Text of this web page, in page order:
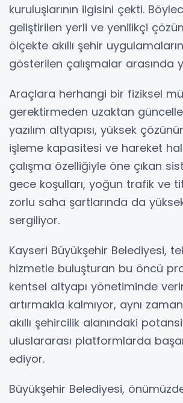
kuruluşlarının ilgisini çekti.
geliştirilen yerli ve yenilikçi
ölçekte akıllı şehir
gösterilen çalışmalar arasında
Araçlara herhangi bir fiziksel
gerektirmeden uzaktan
yazılım altyapısı, yüksek
işleme kapasitesi ve hareket
çalışma özelliğiyle öne çıkan
gece koşulları, yoğun trafik ve
zorlu saha şartlarında da
sergiliyor.
Kayseri Büyükşehir Belediyesi,
hizmetle buluşturan bu öncü
kentsel altyapı yönetiminde
artırmakla kalmıyor, aynı
akıllı şehircilik alanındaki
uluslararası platformlarda
ediyor.
Büyükşehir Belediyesi,